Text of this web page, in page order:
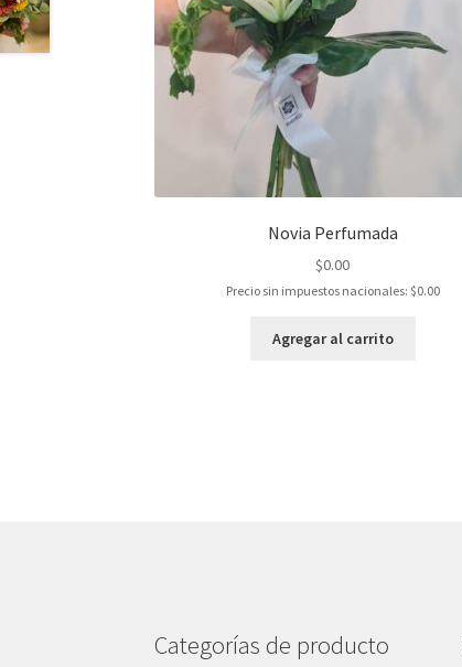
Novia Perfumada
$0.00
Precio sin impuestos nacionales: $0.00
Agregar al carrito
Categorías de producto